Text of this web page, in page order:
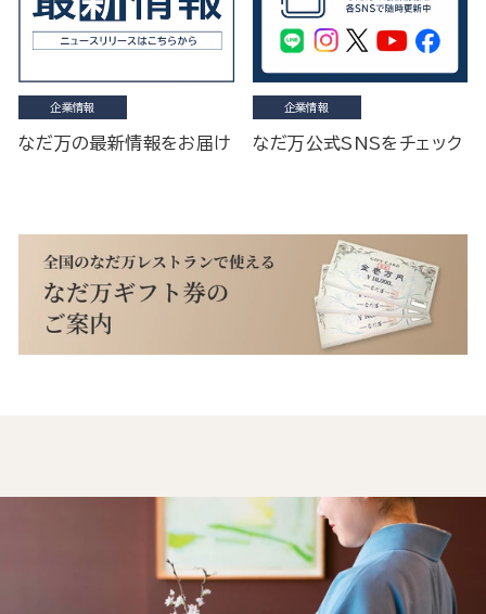
企業情報
なだ万の最新情報をお届け
企業情報
なだ万公式SNSをチェック